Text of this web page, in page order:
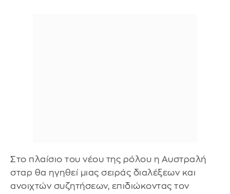
Στο πλαίσιο του νέου της ρόλου η Αυστραλή
σταρ θα ηγηθεί μιας σειράς διαλέξεων και
ανοιχτών συζητήσεων, επιδιώκοντας τον